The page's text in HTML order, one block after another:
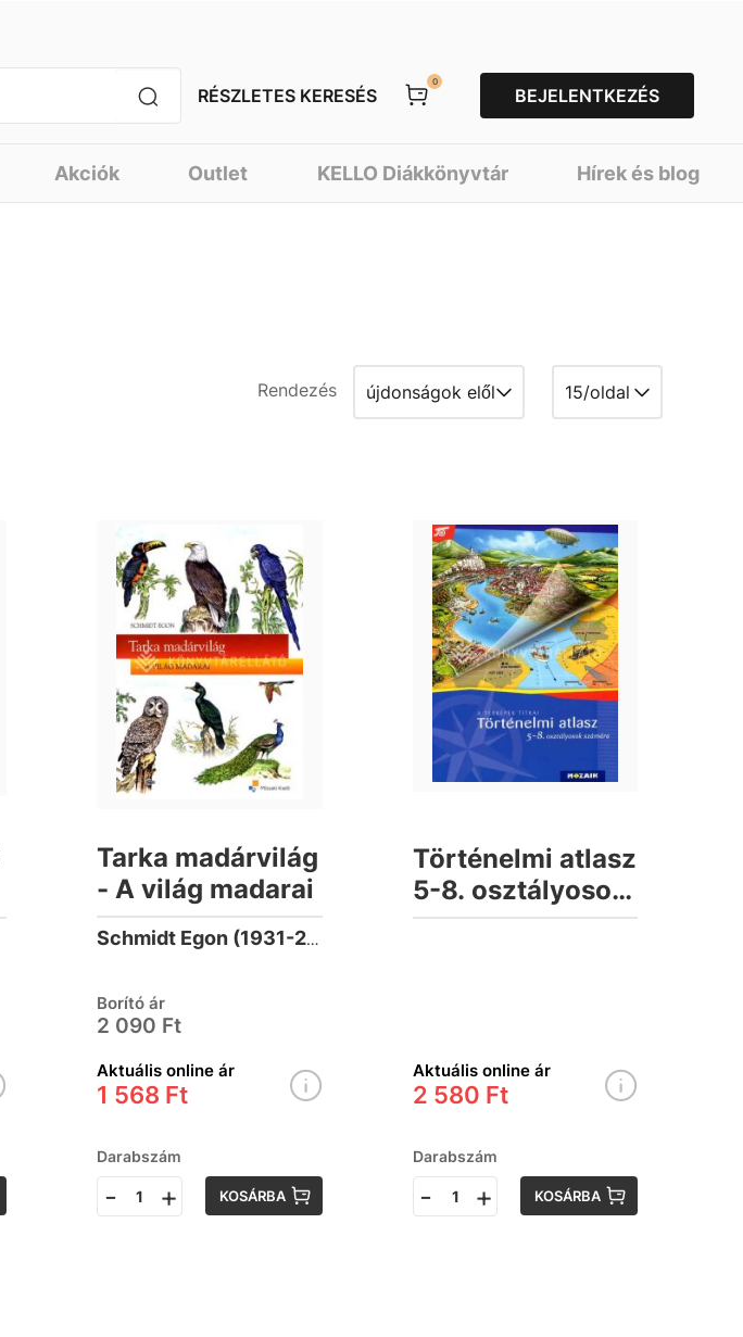
RÉSZLETES KERESÉS
0
BEJELENTKEZÉS
Akciók Outlet KELLO Diákkönyvtár Hírek és blog
Rendezés
Tarka madárvilág
- A világ madarai
Schmidt Egon (1931-2023)
Borító ár
2 090 Ft
Aktuális online ár
1 568 Ft
Darabszám
- + KOSÁRBA
Történelmi atlasz
5-8. osztályosok
számára
Aktuális online ár
2 580 Ft
Darabszám
- + KOSÁRBA